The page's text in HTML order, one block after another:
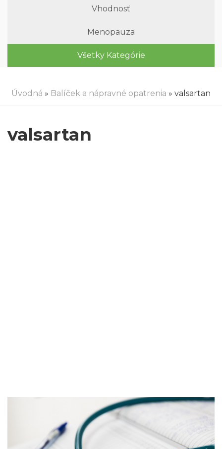
Vhodnosť
Menopauza
Všetky Kategórie
Úvodná » Balíček a nápravné opatrenia » valsartan
valsartan